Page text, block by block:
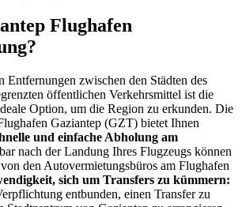
Flughafen
Entfernungen zwischen den Städten des
öffentlichen Verkehrsmittel ist die
Option, um die Region zu erkunden. Die
Gaziantep (GZT) bietet Ihnen
und einfache Abholung am
nach der Landung Ihres Flugzeugs können
den Autovermietungsbüros am Flughafen
sich um Transfers zu kümmern:
entbunden, einen Transfer zu